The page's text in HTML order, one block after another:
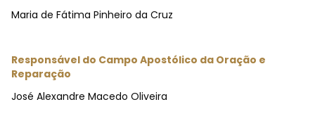
Maria de Fátima Pinheiro da Cruz
Responsável do Campo Apostólico da Oração e
Reparação
José Alexandre Macedo Oliveira